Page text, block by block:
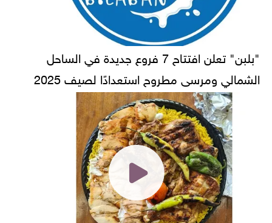
"بلبن" تعلن افتتاح 7 فروع جديدة في الساحل
الشمالي ومرسى مطروح استعدادًا لصيف 2025